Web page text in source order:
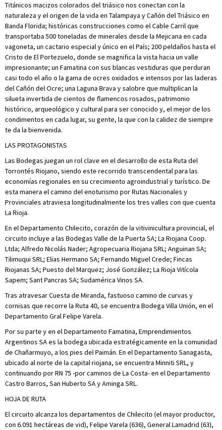
Titánicos macizos colorados del triásico nos conectan con la
naturaleza y el origen de la vida en Talampaya y Cañón del Triásico en
Banda Florida; históricas construcciones como el Cable Carril que
transportaba 500 toneladas de minerales desde la Mejicana en cada
vagoneta, un cactario especial y único en el País; 200 peldaños hasta el
Cristo de El Portezuelo, donde se magnifica la vista hacia un valle
impresionante; un Famatina con sus blancas vestiduras que perduran
casi todo el año o la gama de ocres oxidados e intensos por las laderas
del Cañón del Ocre; una Laguna Brava y salobre que multiplican la
silueta invertida de cientos de flamencos rosados, patrimonio
histórico, arqueológico y cultural para ser conocido y, el mejor de los
condimentos en cada lugar, su gente, la que con la calidez de siempre
te da la bienvenida.
LAS PROTAGONISTAS
Las Bodegas juegan un rol clave en el desarrollo de esta Ruta del
Torrontés Riojano, siendo este recorrido transcendental para las
economías regionales en su crecimiento agroindustrial y turístico. De
esta manera el camino del enoturismo por Rutas Nacionales y
Provinciales atraviesa longitudinalmente los tres valles con que cuenta
La Rioja.
En el Departamento Chilecito, corazón de la vitivinicultura provincial, el
circuito incluye a las Bodegas Valle de la Puerta SA; La Riojana Coop.
Ltda; Alfredo Nicolás Nader; Agropecuaria Riojana SRL; Anguinan SA;
Tilimuqui SRL; Elias Hermano SA; Fernando Miguel Crede; Fincas
Riojanas SA; Puesto del Marquez; José González; La Rioja Vitícola
Sapem; Sant Pancras SA; Sudamérica Vinos SA.
Tras atravesar Cuesta de Miranda, fastuoso camino de curvas y
cornisas que recorre la Ruta 40, se encuentra Bodega Villa Unión, en el
Departamento Gral Felipe Varela.
Por su parte y en el Departamento Famatina, Emprendimientos
Argentinos SA es la bodega ubicada estratégicamente en la comunidad
de Chañarmuyo, a los pies del Paimán. En el Departamento Sanagasta,
ubicado al norte de la capital riojana, se encuentra Minniti SRL, y
continuando por RN 75 -por caminos de La Costa- en el Departamento
Castro Barros, San Huberto SA y Aminga SRL.
HOJA DE RUTA
El circuito alcanza los departamentos de Chilecito (el mayor productor,
con 6.091 hectáreas de vid), Felipe Varela (636), General Lamadrid (63),